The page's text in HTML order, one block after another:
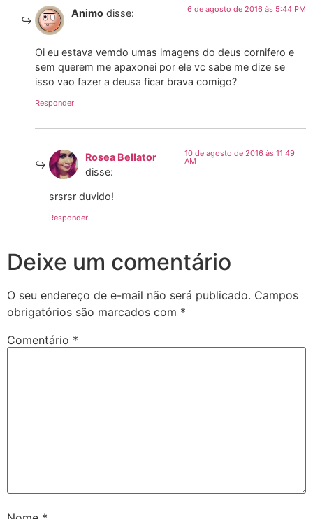
Animo disse: 6 de agosto de 2016 às 5:44 PM
Oi eu estava vemdo umas imagens do deus cornifero e
sem querem me apaxonei por ele vc sabe me dize se
isso vao fazer a deusa ficar brava comigo?
Responder
Rosea Bellator
disse:
10 de agosto de 2016 às 11:49
AM
srsrsr duvido!
Responder
Deixe um comentário
O seu endereço de e-mail não será publicado. Campos
obrigatórios são marcados com *
Comentário *